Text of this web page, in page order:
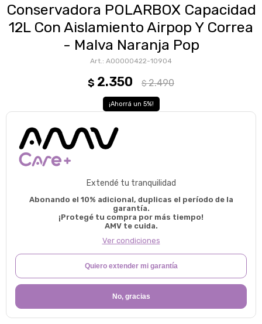
Conservadora POLARBOX Capacidad
12L Con Aislamiento Airpop Y Correa
- Malva Naranja Pop
A00000422-10904
$ 2.350 $ 2.490
5
Extendé tu tranquilidad
Abonando el 10% adicional, duplicas el período de la
garantía.
¡Protegé tu compra por más tiempo!
AMV te cuida.
Ver condiciones
Quiero extender mi garantía
No, gracias